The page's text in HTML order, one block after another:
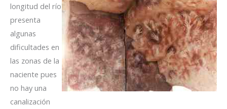
longitud del río
presenta
algunas
dificultades en
las zonas de la
naciente pues
no hay una
canalización